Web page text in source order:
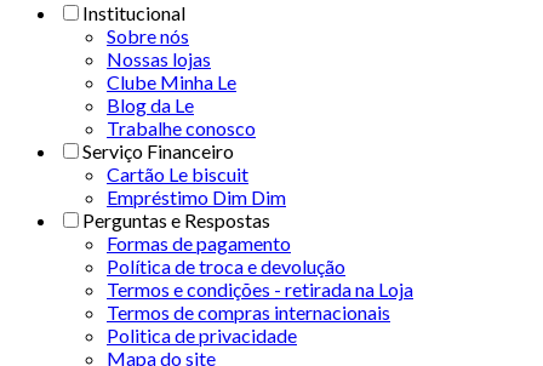
Institucional
Sobre nós
Nossas lojas
Clube Minha Le
Blog da Le
Trabalhe conosco
Serviço Financeiro
Cartão Le biscuit
Empréstimo Dim Dim
Perguntas e Respostas
Formas de pagamento
Política de troca e devolução
Termos e condições - retirada na Loja
Termos de compras internacionais
Politica de privacidade
Mapa do site